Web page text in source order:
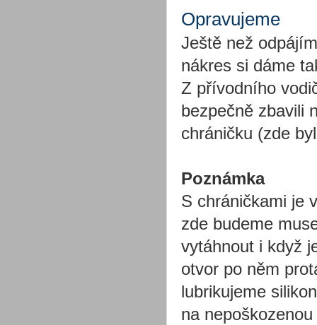
Opravujeme
Ještě než
nákres si dáme
Z přívodního
bezpečně zbavili
chráničku (zde
Poznámka
S chráničkami je
zde budeme
vytáhnout i když
otvor po něm
lubrikujeme
na